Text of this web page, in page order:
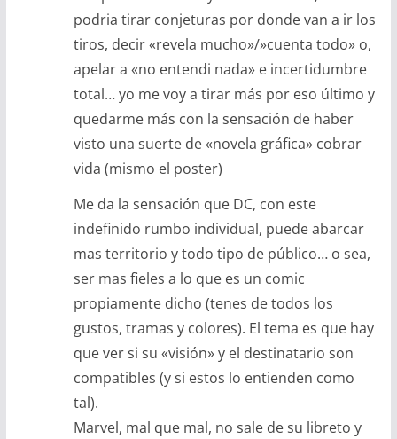
podria tirar conjeturas por donde van a ir los
tiros, decir «revela mucho»/»cuenta todo» o,
apelar a «no entendi nada» e incertidumbre
total… yo me voy a tirar más por eso último y
quedarme más con la sensación de haber
visto una suerte de «novela gráfica» cobrar
vida (mismo el poster)
Me da la sensación que DC, con este
indefinido rumbo individual, puede abarcar
mas territorio y todo tipo de público… o sea,
ser mas fieles a lo que es un comic
propiamente dicho (tenes de todos los
gustos, tramas y colores). El tema es que hay
que ver si su «visión» y el destinatario son
compatibles (y si estos lo entienden como
tal).
Marvel, mal que mal, no sale de su libreto y